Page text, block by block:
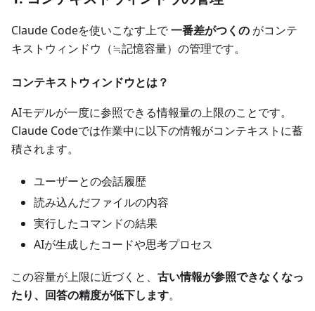
Claude Codeを使いこなす上で一番差がつくの がコンテ
キストウィンドウ（≒記憶容量）の管理です。
コンテキストウィンドウとは？
AIモデルが一度に参照できる情報量の上限のことです。
Claude Codeでは作業中に以下の情報がコンテキストに蓄
積されます。
ユーザーとの会話履歴
読み込んだファイルの内容
実行したコマンドの結果
AIが生成したコードや思考プロセス
この容量が上限に近づくと、 古い情報が参照できなくなっ
たり、回答の精度が低下します。